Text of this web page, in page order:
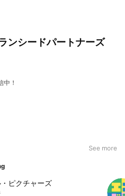
ンシードパートナーズ
中！
See more
ピクチャーズ